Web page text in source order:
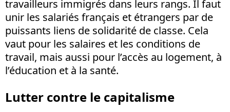
travailleurs immigrés dans leurs rangs. Il faut
unir les salariés français et étrangers par de
puissants liens de solidarité de classe. Cela
vaut pour les salaires et les conditions de
travail, mais aussi pour l’accès au logement, à
l’éducation et à la santé.
Lutter contre le capitalisme